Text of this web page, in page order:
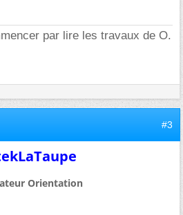
par lire les travaux de O.
#3
Orientation